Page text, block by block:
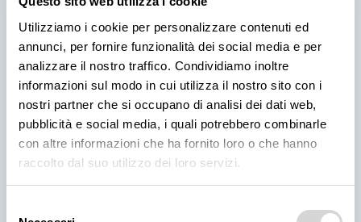
Utilizziamo i cookie per personalizzare contenuti ed
annunci, per fornire funzionalità dei social media e per
analizzare il nostro traffico. Condividiamo inoltre
informazioni sul modo in cui utilizza il nostro sito con i
nostri partner che si occupano di analisi dei dati web,
pubblicità e social media, i quali potrebbero combinarle
con altre informazioni che ha fornito loro o che hanno
raccolto dal suo utilizzo dei loro servizi.
PRODOTTI
Cantina Valle Isarco:
responsabilità e amore per il
territorio
Cantina Valle Isarco è sinonimo di eccellenza: i vini